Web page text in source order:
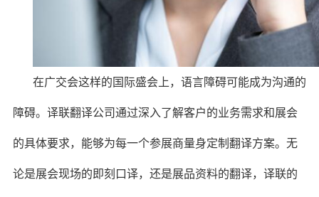
在广交会这样的国际盛会上，语言障碍可能成为沟通的
障碍。译联翻译公司通过深入了解客户的业务需求和展会
的具体要求，能够为每一个参展商量身定制翻译方案。无
论是展会现场的即刻口译，还是展品资料的翻译，译联的